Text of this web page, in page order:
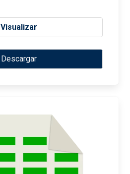
Visualizar
Descargar